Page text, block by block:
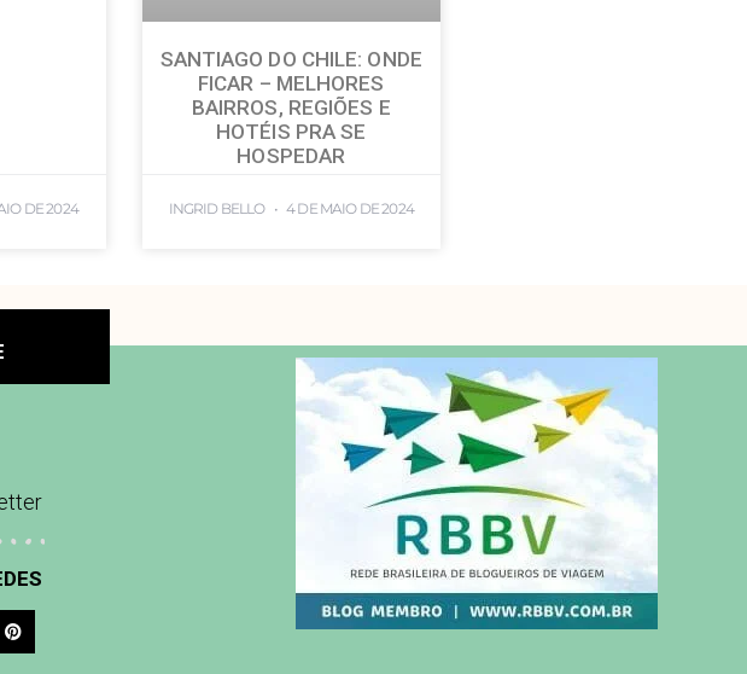
DE 2024
SANTIAGO DO CHILE: ONDE
FICAR – MELHORES
BAIRROS, REGIÕES E
HOTÉIS PRA SE
HOSPEDAR
INGRID BELLO 4 DE MAIO DE 2024